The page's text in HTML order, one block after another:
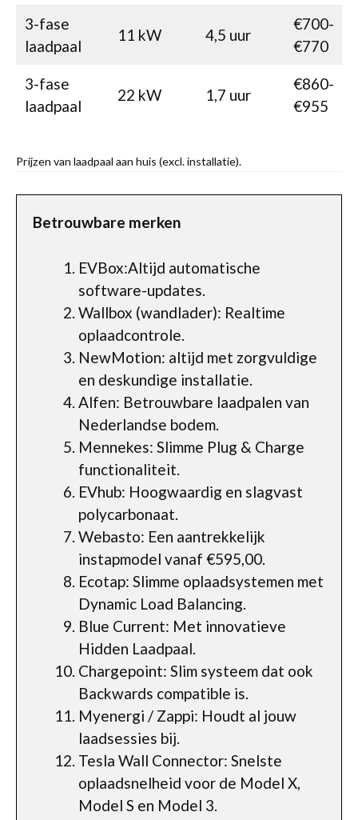
3-fase
laadpaal
11 kW 4,5 uur
€700-
€770
3-fase
laadpaal
22 kW 1,7 uur
€860-
€955
Prijzen van laadpaal aan huis (excl. installatie).
Betrouwbare merken
EVBox:Altijd automatische
software-updates.
Wallbox (wandlader): Realtime
oplaadcontrole.
NewMotion: altijd met zorgvuldige
en deskundige installatie.
Alfen: Betrouwbare laadpalen van
Nederlandse bodem.
Mennekes: Slimme Plug & Charge
functionaliteit.
EVhub: Hoogwaardig en slagvast
polycarbonaat.
Webasto: Een aantrekkelijk
instapmodel vanaf €595,00.
Ecotap: Slimme oplaadsystemen met
Dynamic Load Balancing.
Blue Current: Met innovatieve
Hidden Laadpaal.
Chargepoint: Slim systeem dat ook
Backwards compatible is.
Myenergi / Zappi: Houdt al jouw
laadsessies bij.
Tesla Wall Connector: Snelste
oplaadsnelheid voor de Model X,
Model S en Model 3.